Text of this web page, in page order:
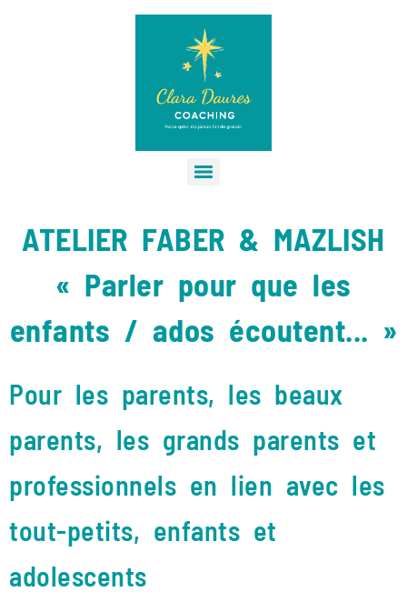
ATELIER FABER & MAZLISH
« Parler pour que les
enfants / ados écoutent... »
Pour les parents, les beaux
parents, les grands parents et
professionnels en lien avec les
tout-petits, enfants et
adolescents